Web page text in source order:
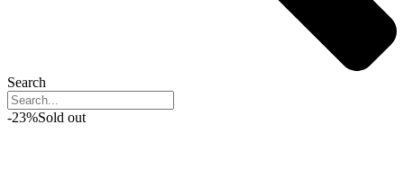
Search
-23%Sold out